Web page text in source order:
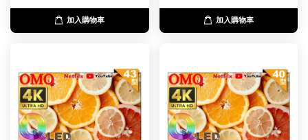
加入購物車 加入購物車